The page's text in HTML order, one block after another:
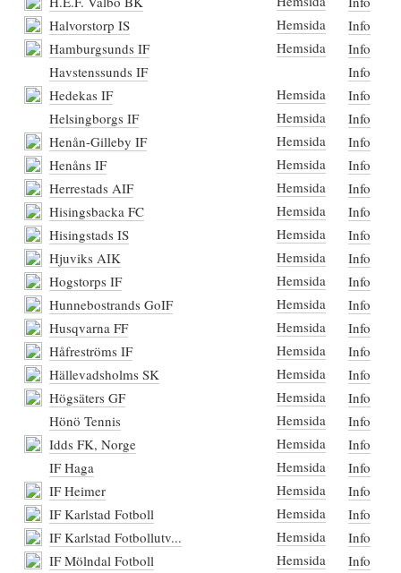
Halvorstorp IS
Hemsida
Info
Hamburgsunds IF
Hemsida
Info
Havstenssunds IF
Info
Hedekas IF
Hemsida
Info
Helsingborgs IF
Hemsida
Info
Henån-Gilleby IF
Hemsida
Info
Henåns IF
Hemsida
Info
Herrestads AIF
Hemsida
Info
Hisingsbacka FC
Hemsida
Info
Hisingstads IS
Hemsida
Info
Hjuviks AIK
Hemsida
Info
Hogstorps IF
Hemsida
Info
Hunnebostrands GoIF
Hemsida
Info
Husqvarna FF
Hemsida
Info
Håfreströms IF
Hemsida
Info
Hällevadsholms SK
Hemsida
Info
Högsäters GF
Hemsida
Info
Hönö Tennis
Hemsida
Info
Idds FK, Norge
Hemsida
Info
IF Haga
Hemsida
Info
IF Heimer
Hemsida
Info
IF Karlstad Fotboll
Hemsida
Info
IF Karlstad Fotbollutv...
Hemsida
Info
IF Mölndal Fotboll
Hemsida
Info